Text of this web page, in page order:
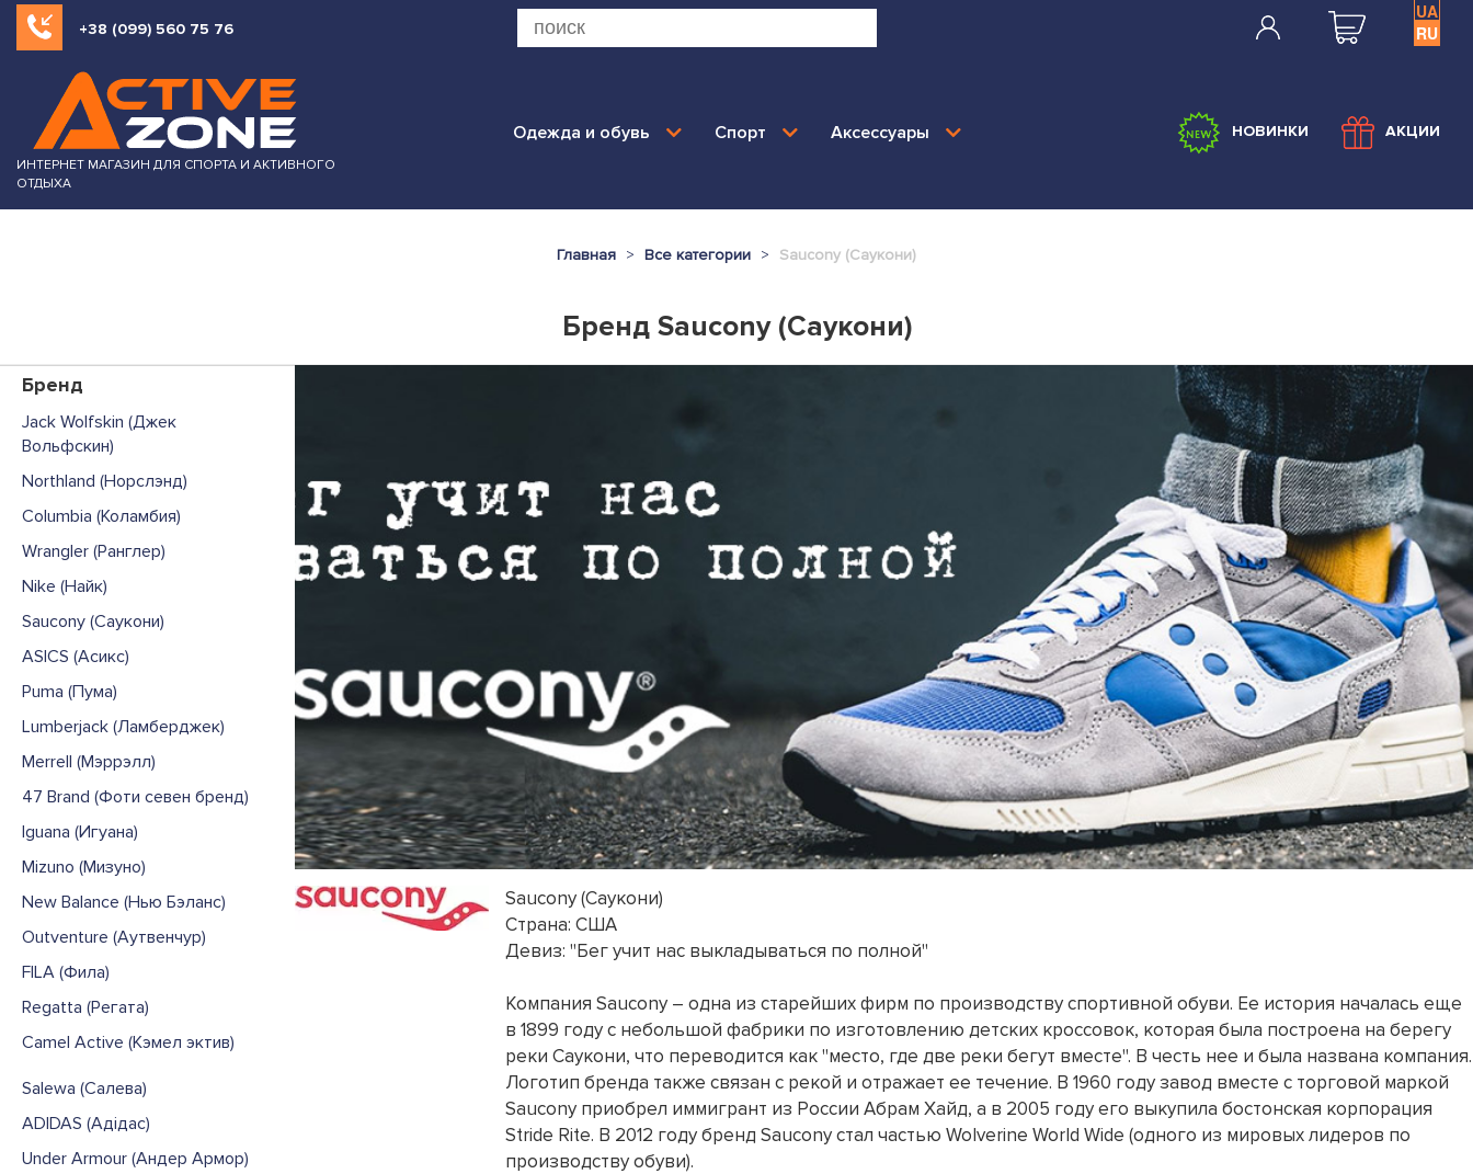
+38 (099) 560 75 76
UA
RU
ИНТЕРНЕТ МАГАЗИН ДЛЯ СПОРТА И АКТИВНОГО
ОТДЫХА
Одежда и обувь Спорт Аксессуары НОВИНКИ АКЦИИ
Главная Все категории Saucony (Саукони)
Бренд Saucony (Саукони)
Бренд
Jack Wolfskin (Джек
Вольфскин)
Northland (Норслэнд)
Columbia (Коламбия)
Wrangler (Ранглер)
Nike (Найк)
Saucony (Саукони)
ASICS (Асикс)
Puma (Пума)
Lumberjack (Ламберджек)
Merrell (Мэррэлл)
47 Brand (Фоти севен бренд)
Iguana (Игуана)
Mizuno (Мизуно)
New Balance (Нью Бэланс)
Outventure (Аутвенчур)
FILA (Фила)
Regatta (Регата)
Camel Active (Кэмел эктив)
Salewa (Салева)
ADIDAS (Адідас)
Under Armour (Андер Армор)
Saucony (Саукони)
Страна: США
Девиз: "Бег учит нас выкладываться по полной"
Компания Saucony – одна из старейших фирм по производству спортивной обуви. Ее история началась еще
в 1899 году с небольшой фабрики по изготовлению детских кроссовок, которая была построена на берегу
реки Саукони, что переводится как "место, где две реки бегут вместе". В честь нее и была названа компания.
Логотип бренда также связан с рекой и отражает ее течение. В 1960 году завод вместе с торговой маркой
Saucony приобрел иммигрант из России Абрам Хайд, а в 2005 году его выкупила бостонская корпорация
Stride Rite. В 2012 году бренд Saucony стал частью Wolverine World Wide (одного из мировых лидеров по
производству обуви).